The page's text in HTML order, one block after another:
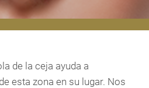
de la ceja ayuda a
esta zona en su lugar. Nos